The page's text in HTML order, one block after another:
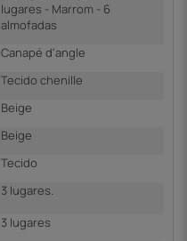
lugares - Marrom - 6
almofadas
Canapé d'angle
Tecido chenille
Beige
Beige
Tecido
3 lugares.
3 lugares